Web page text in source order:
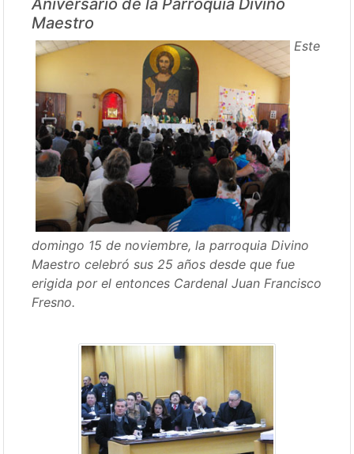
Maestro
Este
domingo 15 de noviembre, la parroquia Divino
Maestro celebró sus 25 años desde que fue
erigida por el entonces Cardenal Juan Francisco
Fresno.